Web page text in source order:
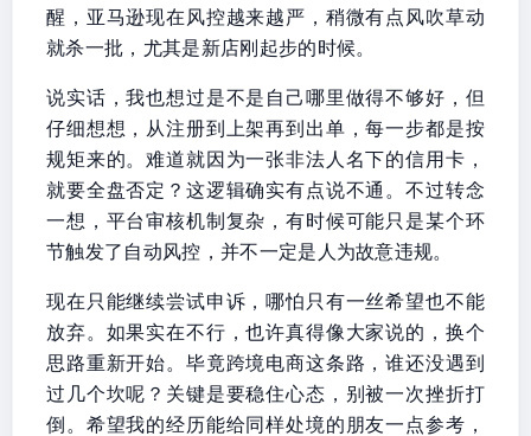
醒，亚马逊现在风控越来越严，稍微有点风吹草动
就杀一批，尤其是新店刚起步的时候。
说实话，我也想过是不是自己哪里做得不够好，但
仔细想想，从注册到上架再到出单，每一步都是按
规矩来的。难道就因为一张非法人名下的信用卡，
就要全盘否定？这逻辑确实有点说不通。不过转念
一想，平台审核机制复杂，有时候可能只是某个环
节触发了自动风控，并不一定是人为故意违规。
现在只能继续尝试申诉，哪怕只有一丝希望也不能
放弃。如果实在不行，也许真得像大家说的，换个
思路重新开始。毕竟跨境电商这条路，谁还没遇到
过几个坎呢？关键是要稳住心态，别被一次挫折打
倒。希望我的经历能给同样处境的朋友一点参考，